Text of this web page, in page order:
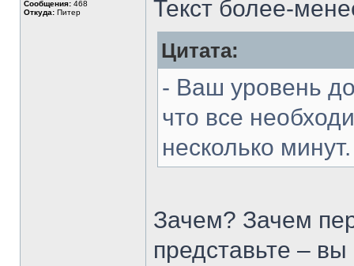
Сообщения: 468
Откуда: Питер Текст более-
Цитата:
- Ваш уровень
что все
несколько
Зачем? Зачем
представьте –